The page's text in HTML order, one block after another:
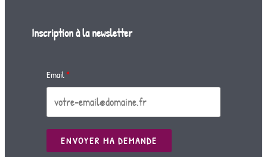
Inscription à la newsletter
Email
ENVOYER MA DEMANDE